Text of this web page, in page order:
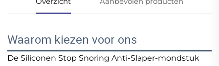
Waarom kiezen voor ons
De Siliconen Stop Snoring Anti-Slaper-mondstuk